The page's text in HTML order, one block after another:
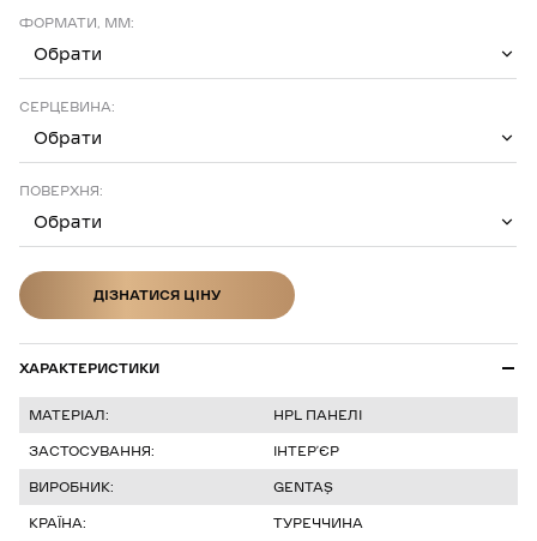
ФОРМАТИ, ММ:
Обрати
СЕРЦЕВИНА:
Обрати
ПОВЕРХНЯ:
Обрати
ДІЗНАТИСЯ ЦІНУ
ХАРАКТЕРИСТИКИ
МАТЕРІАЛ:
HPL ПАНЕЛІ
ЗАСТОСУВАННЯ:
ІНТЕР’ЄР
ВИРОБНИК:
GENTAŞ
КРАЇНА:
ТУРЕЧЧИНА